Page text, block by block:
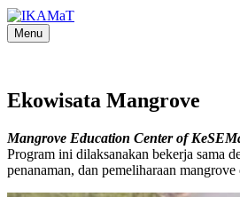
Skip
to
content
Menu
Ekowisata Mangrove
Mangrove Education Center of
Program ini dilaksanakan bekerja sama
penanaman, dan pemeliharaan